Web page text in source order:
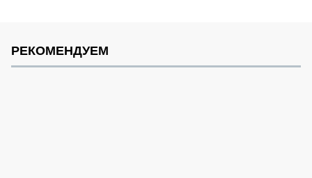
РЕКОМЕНДУЕМ